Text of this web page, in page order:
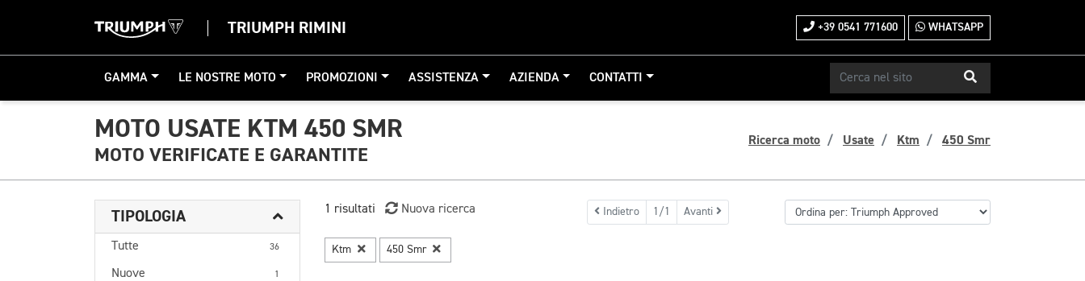
TRIUMPH RIMINI +39 0541 771600 WHATSAPP
GAMMA LE NOSTRE MOTO PROMOZIONI ASSISTENZA AZIENDA CONTATTI
MOTO USATE KTM 450 SMR
MOTO VERIFICATE E GARANTITE
Ricerca moto Usate Ktm 450 Smr
TIPOLOGIA
Tutte 36
Nuove 1
1 risultati Nuova ricerca Indietro 1/1 Avanti
Ktm 450 Smr